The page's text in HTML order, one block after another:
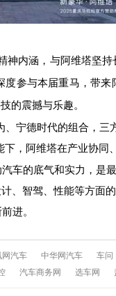
内涵，与阿维塔坚持
参与本届重马，带
的震撼与乐趣。
宁德时代的组合，三
，阿维塔在产业协同
车的底气和实力，是
、智驾、性能等方面
进。
网汽车 中华网汽车 车问
汽车商务网 选车网